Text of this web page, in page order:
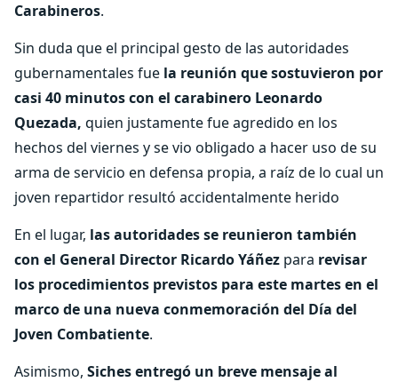
Carabineros.
Sin duda que el principal gesto de las autoridades
gubernamentales fue la reunión que sostuvieron por
casi 40 minutos con el carabinero Leonardo
Quezada, quien justamente fue agredido en los
hechos del viernes y se vio obligado a hacer uso de su
arma de servicio en defensa propia, a raíz de lo cual un
joven repartidor resultó accidentalmente herido
En el lugar, las autoridades se reunieron también
con el General Director Ricardo Yáñez para revisar
los procedimientos previstos para este martes en el
marco de una nueva conmemoración del Día del
Joven Combatiente.
Asimismo, Siches entregó un breve mensaje al